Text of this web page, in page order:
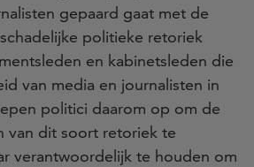
gepaard gaat met de
politieke retoriek
en kabinetsleden die
van media en journalisten in
politici daarom op om de
van dit soort retoriek te
verantwoordelijk te houden om